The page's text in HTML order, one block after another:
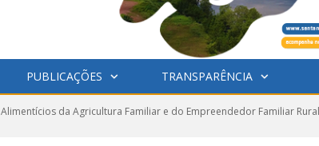
PUBLICAÇÕES TRANSPARÊNCIA
da Agricultura Familiar e do Empreendedor Familiar